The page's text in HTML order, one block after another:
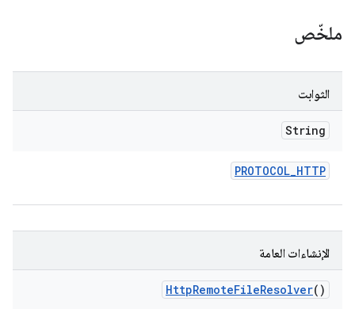
ملخّص
الثوابت
String
PROTOCOL_HTTP
الإنشاءات العامة
HttpRemoteFileResolver()